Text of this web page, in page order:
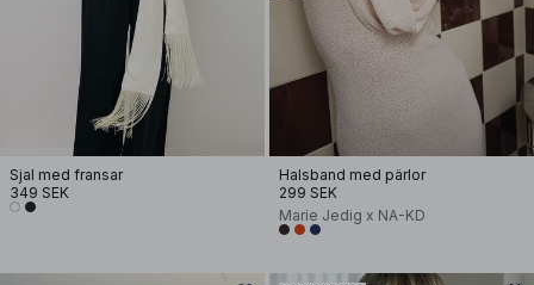
Sjal med fransar
349 SEK
Halsband med pärlor
299 SEK
Marie Jedig x NA-KD